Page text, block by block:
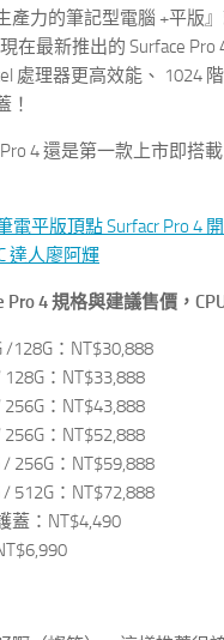
產力的筆記型電腦 +平版
在最新推出的 Surface Pro
處理器更高效能、 1024
！
4 還是第一款上市即搭
4 規格與建議售價，
/128G：NT$30,888
128G：NT$33,888
256G：NT$43,888
256G：NT$52,888
/ 256G：NT$59,888
/ 512G：NT$72,888
蓋：NT$4,490